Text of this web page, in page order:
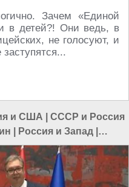
Зачем «Единой
в детей?! Они ведь, в
не голосуют, и
и США
СССР и Россия
Россия и Запад